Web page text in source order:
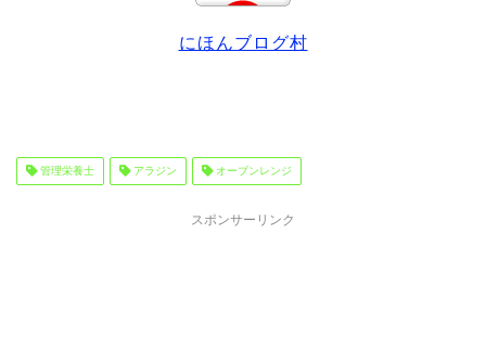
にほんブログ村
管理栄養士 アラジン オーブンレンジ
スポンサーリンク